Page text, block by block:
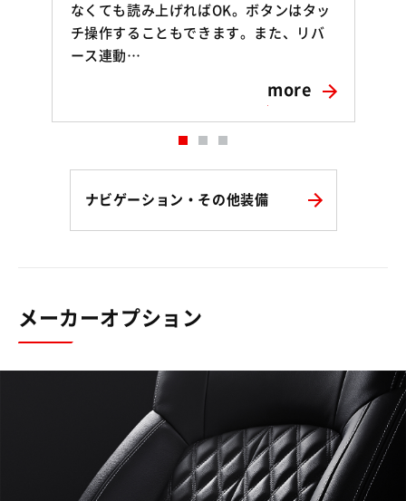
なくても読み上げればOK。ボタンはタッ
チ操作することもできます。また、リバ
ース連動…
more
ナビゲーション・その他装備
メーカーオプション